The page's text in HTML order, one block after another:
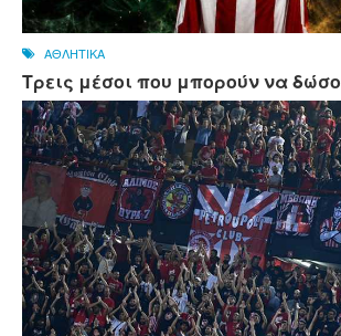
ΑΘΛΗΤΙΚΑ
Τρεις μέσοι που μπορούν να